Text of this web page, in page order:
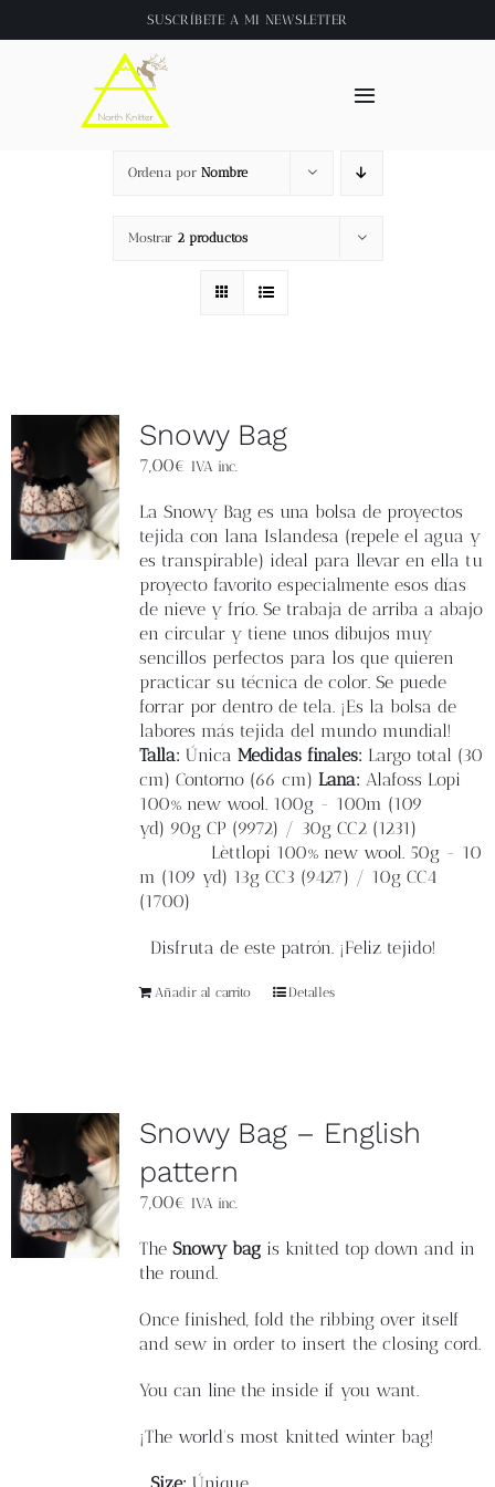
al
SUSCRÍBETE A MI NEWSLETTER
Toggle
Inicio
About
Tienda
Videos
Contacto
Newsletter
Carrito
Mi cuenta
Ordena por Nombre
Mostrar 2 productos
Snowy Bag
7,00€ IVA inc.
La Snowy Bages una bolsa de proyectos
tejida con lana Islandesa (repele el agua y
es transpirable) ideal para llevar en ella tu
proyecto favorito especialmente esos días
de nieve y frío. Se trabaja de arriba a abajo
en circular y tiene unos dibujos muy
sencillos perfectos para los que quieren
practicar su técnica de color. Se puede
forrar por dentro de tela.¡Es la bolsa de
labores más tejida del mundo mundial!
Talla: Única Medidas finales: Largo total (30
cm) Contorno (66 cm) Lana: Alafoss Lopi
100% new wool. 100g - 100m (109
yd) 90g CP (9972) / 30g CC2 (1231)
Lèttlopi 100% new wool. 50g - 10
m (109 yd) 13g CC3 (9427) / 10g CC4
(1700)
Disfruta de este patrón. ¡Feliz tejido!
Añadir al carrito Detalles
Snowy Bag – English
pattern
7,00€ IVA inc.
The Snowy bagis knitted top down and in
the round.
Once finished, fold the ribbing over itself
and sew in order to insert the closing cord.
You can line the inside if you want.
¡The world's most knitted winter bag!